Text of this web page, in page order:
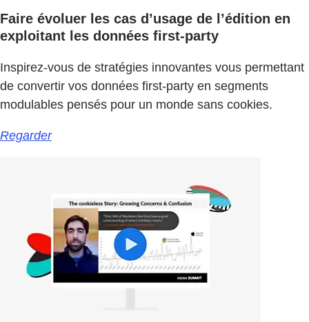
Faire évoluer les cas d’usage de l’édition en
exploitant les données first-party
Inspirez-vous de stratégies innovantes vous permettant
de convertir vos données first-party en segments
modulables pensés pour un monde sans cookies.
Regarder